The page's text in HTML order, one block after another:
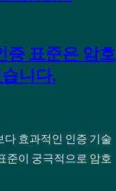
증 표준은 암호
니다.
다 효과적인 인증 기술
준이 궁극적으로 암호